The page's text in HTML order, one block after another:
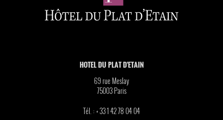
HOTEL DU PLAT D'ETAIN
69 rue Meslay
75003 Paris
Tél. : + 33 1 42 78 04 04